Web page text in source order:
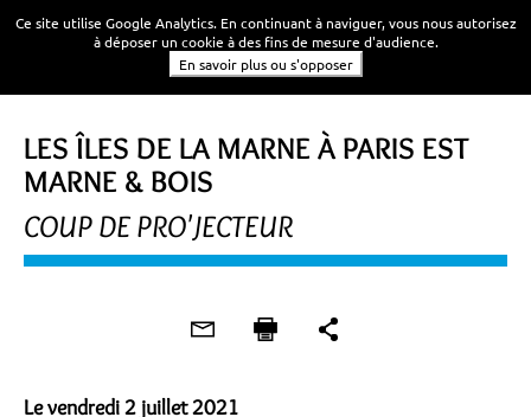
LES ÎLES DE LA MARNE À PARIS EST
MARNE & BOIS
COUP DE PRO'JECTEUR
Le vendredi 2 juillet 2021
Ce site utilise Google Analytics. En continuant à naviguer, vous nous autorisez
à déposer un cookie à des fins de mesure d'audience.
En savoir plus ou s'opposer